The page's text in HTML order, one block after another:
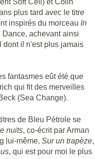
Soft Cell) et Colin
plus tard avec le titre
inspirés du morceau In
achevant ainsi
dont il n'est plus jamais
fantasmes eût été que
qui fit des merveilles
(Sea Change).
de Bleu Pétrole se
nuits, co-écrit par Arman
lui-même, Sur un trapèze,
, qui est pour moi le plus